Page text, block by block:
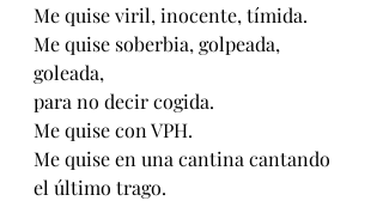
Me quise viril, inocente, tímida.
Me quise soberbia, golpeada,
goleada,
para no decir cogida.
Me quise con VPH.
Me quise en una cantina cantando
el último trago.